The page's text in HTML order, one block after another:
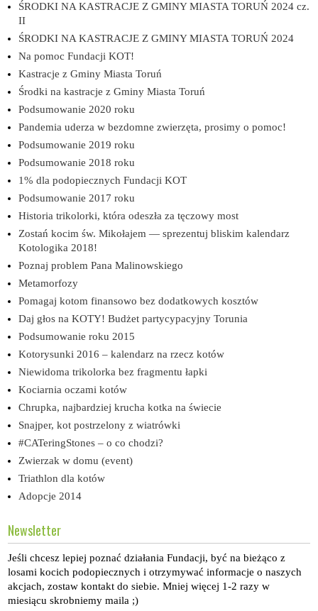
ŚRODKI NA KASTRACJE Z GMINY MIASTA TORUŃ 2024 cz.
II
ŚRODKI NA KASTRACJE Z GMINY MIASTA TORUŃ 2024
Na pomoc Fundacji KOT!
Kastracje z Gminy Miasta Toruń
Środki na kastracje z Gminy Miasta Toruń
Podsumowanie 2020 roku
Pandemia uderza w bezdomne zwierzęta, prosimy o pomoc!
Podsumowanie 2019 roku
Podsumowanie 2018 roku
1% dla podopiecznych Fundacji KOT
Podsumowanie 2017 roku
Historia trikolorki, która odeszła za tęczowy most
Zostań kocim św. Mikołajem — sprezentuj bliskim kalendarz
Kotologika 2018!
Poznaj problem Pana Malinowskiego
Metamorfozy
Pomagaj kotom finansowo bez dodatkowych kosztów
Daj głos na KOTY! Budżet partycypacyjny Torunia
Podsumowanie roku 2015
Kotorysunki 2016 – kalendarz na rzecz kotów
Niewidoma trikolorka bez fragmentu łapki
Kociarnia oczami kotów
Chrupka, najbardziej krucha kotka na świecie
Snajper, kot postrzelony z wiatrówki
#CATeringStones – o co chodzi?
Zwierzak w domu (event)
Triathlon dla kotów
Adopcje 2014
Newsletter
Jeśli chcesz lepiej poznać działania Fundacji, być na bieżąco z
losami kocich podopiecznych i otrzymywać informacje o naszych
akcjach, zostaw kontakt do siebie. Mniej więcej 1-2 razy w
miesiącu skrobniemy maila ;)